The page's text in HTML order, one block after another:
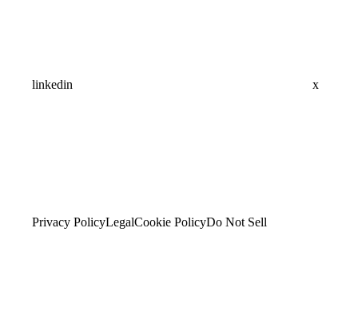
linkedin x
Privacy PolicyLegalCookie PolicyDo Not Sell